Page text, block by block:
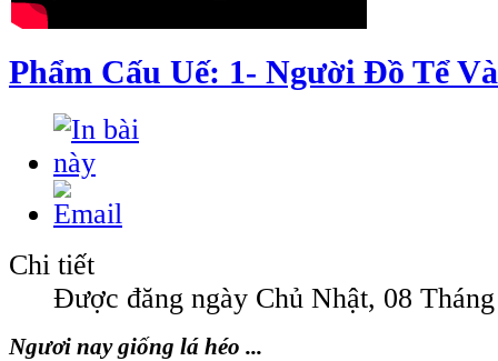
Phẩm Cấu Uế: 1- Người Ðồ Tể
Chi tiết
Được đăng ngày Chủ Nhật, 08
Ngươi nay giống lá héo ...